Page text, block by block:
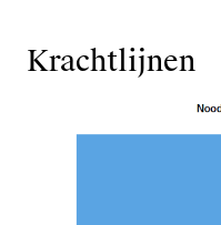
Krachtlijnen